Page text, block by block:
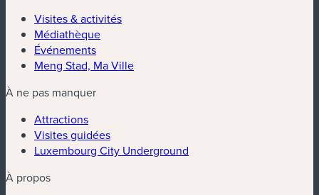
Visites & activités
Médiathèque
Événements
Meng Stad, Ma Ville
À ne pas manquer
Attractions
Visites guidées
Luxembourg City Underground
À propos